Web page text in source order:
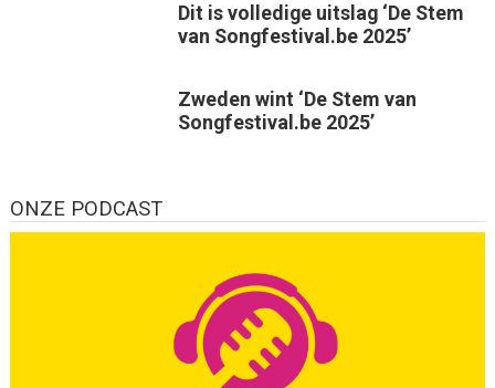
Dit is volledige uitslag ‘De Stem
van Songfestival.be 2025’
Zweden wint ‘De Stem van
Songfestival.be 2025’
ONZE PODCAST